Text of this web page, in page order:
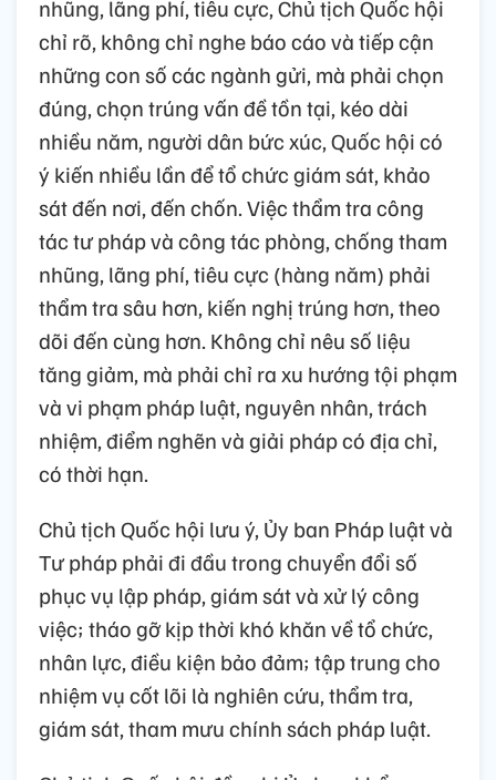
nhũng, lãng phí, tiêu cực, Chủ tịch Quốc hội
chỉ rõ, không chỉ nghe báo cáo và tiếp cận
những con số các ngành gửi, mà phải chọn
đúng, chọn trúng vấn đề tồn tại, kéo dài
nhiều năm, người dân bức xúc, Quốc hội có
ý kiến nhiều lần để tổ chức giám sát, khảo
sát đến nơi, đến chốn. Việc thẩm tra công
tác tư pháp và công tác phòng, chống tham
nhũng, lãng phí, tiêu cực (hàng năm) phải
thẩm tra sâu hơn, kiến nghị trúng hơn, theo
dõi đến cùng hơn. Không chỉ nêu số liệu
tăng giảm, mà phải chỉ ra xu hướng tội phạm
và vi phạm pháp luật, nguyên nhân, trách
nhiệm, điểm nghẽn và giải pháp có địa chỉ,
có thời hạn.
Chủ tịch Quốc hội lưu ý, Ủy ban Pháp luật và
Tư pháp phải đi đầu trong chuyển đổi số
phục vụ lập pháp, giám sát và xử lý công
việc; tháo gỡ kịp thời khó khăn về tổ chức,
nhân lực, điều kiện bảo đảm; tập trung cho
nhiệm vụ cốt lõi là nghiên cứu, thẩm tra,
giám sát, tham mưu chính sách pháp luật.